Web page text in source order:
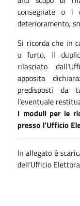
consegnate o i
deterioramento,
Si ricorda che in
o furto, il
rilasciato
apposita
predisposti da
l’eventuale
I moduli per le
presso l'Ufficio
In allegato è
dell'Ufficio